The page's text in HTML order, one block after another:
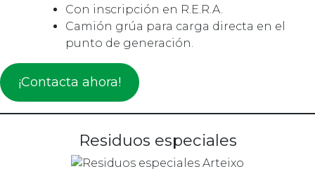
Con inscripción en R.E.R.A.
Camión grúa para carga directa en el
punto de generación.
¡Contacta ahora!
Residuos especiales